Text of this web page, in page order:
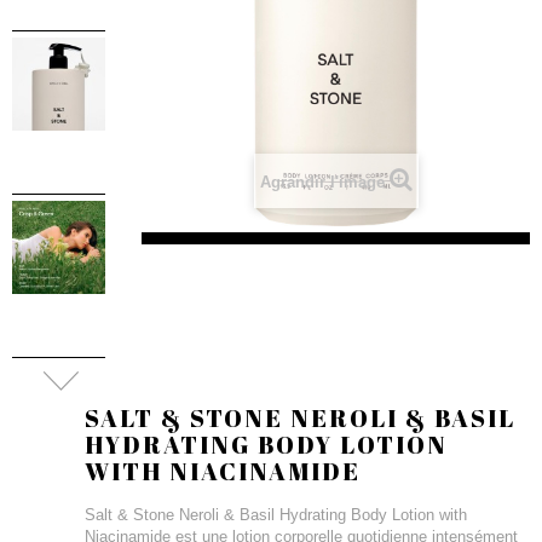
Agrandir l'image
SALT & STONE NEROLI & BASIL
HYDRATING BODY LOTION
WITH NIACINAMIDE
Salt & Stone Neroli & Basil Hydrating Body Lotion with
Niacinamide est une lotion corporelle quotidienne intensément